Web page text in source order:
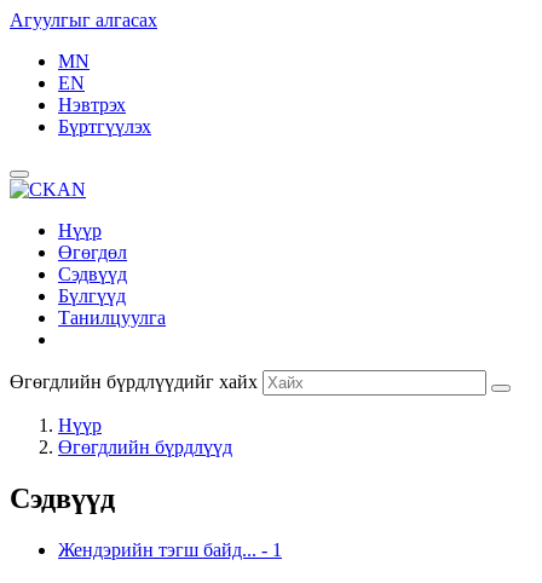
Агуулгыг алгасах
MN
EN
Нэвтрэх
Бүртгүүлэх
Нүүр
Өгөгдөл
Сэдвүүд
Бүлгүүд
Танилцуулга
Өгөгдлийн бүрдлүүдийг хайх
Нүүр
Өгөгдлийн бүрдлүүд
Сэдвүүд
Жендэрийн тэгш байд... - 1